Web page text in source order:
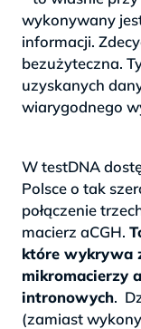
wykonywany
informacji.
bezużyteczna.
uzyskanych
wiarygodnego
W testDNA
Polsce o tak
połączenie
macierz aCGH.
które wykrywa
mikromacierzy
intronowych.
(zamiast